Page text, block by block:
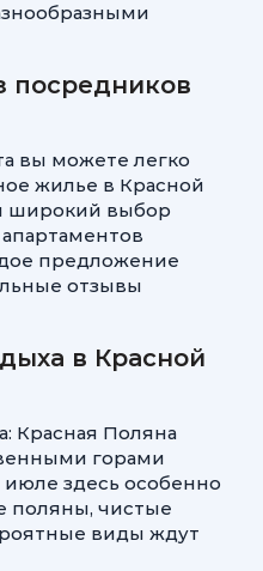
посредников
вы можете легко
жилье в Красной
широкий выбор
предложение
отзывы
в Красной
Красная Поляна
горами
здесь особенно
поляны, чистые
виды ждут